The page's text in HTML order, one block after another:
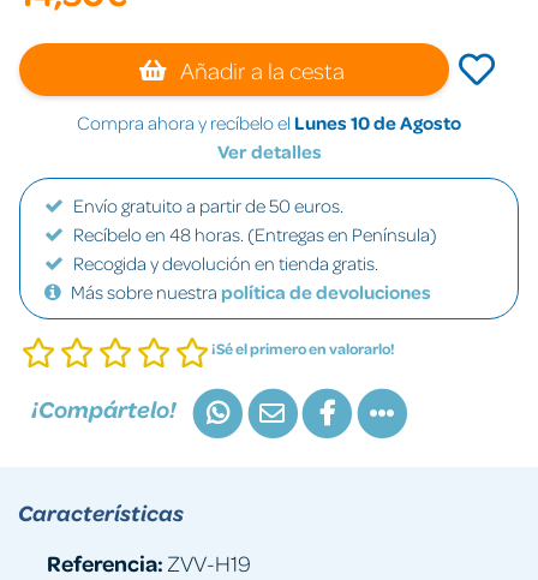
Añadir a la cesta
Compra ahora y recíbelo el Lunes 10 de Agosto
Ver detalles
Envío gratuito a partir de 50 euros.
Recíbelo en 48 horas. (Entregas en Península)
Recogida y devolución en tienda gratis.
Más sobre nuestra política de devoluciones
¡Sé el primero en valorarlo!
¡Compártelo!
Características
Referencia: ZVV-H19